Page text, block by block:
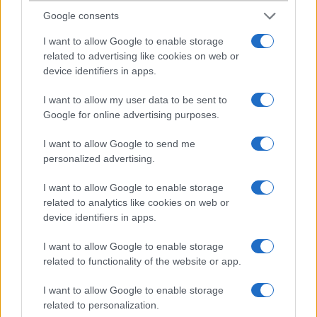
Google consents
I want to allow Google to enable storage
related to advertising like cookies on web or
device identifiers in apps.
I want to allow my user data to be sent to
Google for online advertising purposes.
I want to allow Google to send me
personalized advertising.
I want to allow Google to enable storage
related to analytics like cookies on web or
device identifiers in apps.
I want to allow Google to enable storage
related to functionality of the website or app.
I want to allow Google to enable storage
related to personalization.
Sasa26
Hali, azért WIFI/WLAN-t rakhattak volna bele, meg már lassan az
5mp-es kamera is minimum (vakuról nem is beszélve). Első széria
2010-3-18 15:57:58
Hát Persze!Meg takaritsa ki a lakást,a gyereket meg vigye a
bölcsibe!Ha így gondolod,várd meg a második szériát!Az majd
hibátlan lesz!
RETROMAN
2010-3-19 8:36:27